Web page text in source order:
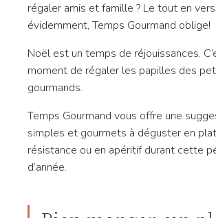
régaler amis et famille ? Le tout en
évidemment, Temps Gourmand oblige!
Noël est un temps de réjouissances.
moment de régaler les papilles des
gourmands.
Temps Gourmand vous offre une
simples et gourmets à déguster en
résistance ou en apéritif durant cette
d’année.